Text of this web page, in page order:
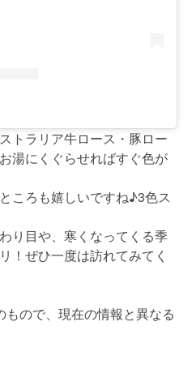
トラリア牛ロース・豚ロー
湯にくぐらせればすぐ色が
ころも嬉しいですね♪3色ス
り目や、寒くなってくる季
！ぜひ一度は訪れてみてく
ので、現在の情報と異なる